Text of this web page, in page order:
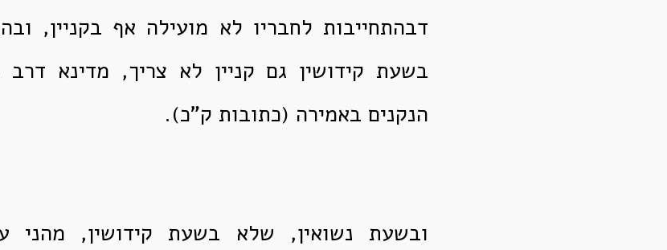
דבהתחייבות לחבריו לא מועילה אף בקניין,
בשעת קידושין גם קניין לא צריך, מדינא דרב
הנקנים באמירה (כתובות ק"כ).
ובשעת נשואין, שלא בשעת קידושין, מהני